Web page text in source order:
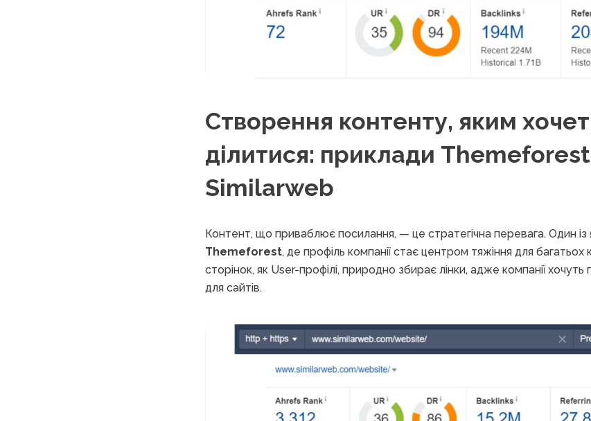
Створення контенту, яким
ділитися: приклади
Similarweb
Контент, що приваблює посилання, — це стратегічна перевага. Один із
Themeforest, де профіль компанії стає центром тяжіння для багатьох
сторінок, як User-профілі, природно збирає лінки, адже компанії
для сайтів.